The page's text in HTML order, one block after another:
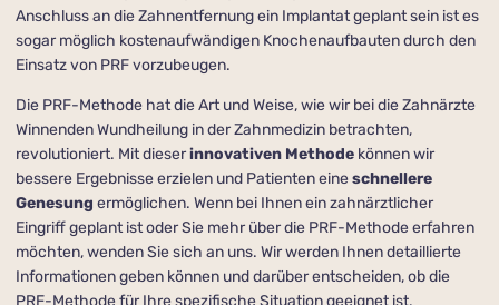
Anschluss an die Zahnentfernung ein Implantat geplant sein ist es
sogar möglich kostenaufwändigen Knochenaufbauten durch den
Einsatz von PRF vorzubeugen.
Die PRF-Methode hat die Art und Weise, wie wir bei die Zahnärzte
Winnenden Wundheilung in der Zahnmedizin betrachten,
revolutioniert. Mit dieserinnovativen Methode können wir
bessere Ergebnisse erzielen und Patienten eineschnellere
Genesung ermöglichen. Wenn bei Ihnen ein zahnärztlicher
Eingriff geplant ist oder Sie mehr über die PRF-Methode erfahren
möchten, wenden Sie sich an uns. Wir werden Ihnen detaillierte
Informationen geben können und darüber entscheiden, ob die